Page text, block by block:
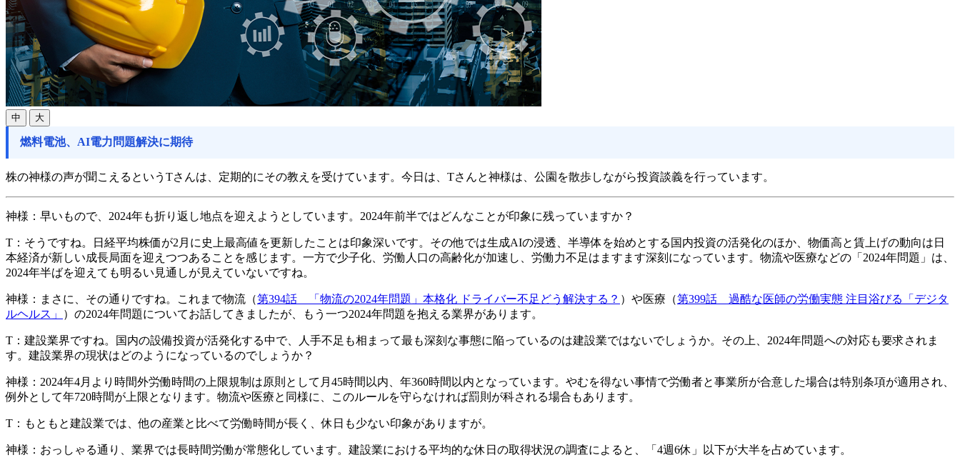
中 大
燃料電池、AI電力問題解決に期待
株の神様の声が聞こえるというTさんは、定期的にその教えを受けています。今日は、Tさんと神様は、公園を散歩しながら投資談義を行っています。
神様： 早いもので、2024年も折り返し地点を迎えようとしています。2024年前半ではどんなことが印象に残っていますか？
T： そうですね。日経平均株価が2月に史上最高値を更新したことは印象深いです。その他では生成AIの浸透、半導体を始めとする国内投資の活発化のほか、物価高と賃上げの動向は日
本経済が新しい成長局面を迎えつつあることを感じます。一方で少子化、労働人口の高齢化が加速し、労働力不足はますます深刻になっています。物流や医療などの「2024年問題」は、
2024年半ばを迎えても明るい見通しが見えていないですね。
神様： まさに、その通りですね。これまで物流（第394話 「物流の2024年問題」本格化 ドライバー不足どう解決する？ ）や医療（第399話 過酷な医師の労働実態 注目浴びる「デジタ
ルヘルス」
）の2024年問題についてお話してきましたが、もう一つ2024年問題を抱える業界があります。
T： 建設業界ですね。 国内の設備投資が活発化する中で、人手不足も相まって最も深刻な事態に陥っているのは建設業ではないでしょうか。その上、2024年問題への対応も要求されま
す。建設業界の現状はどのようになっているのでしょうか？
神様： 2024年4月より時間外労働時間の上限規制は原則として月45時間以内、年360時間以内となっています。やむを得ない事情で労働者と事業所が合意した場合は特別条項が適用され、
例外として年720時間が上限となります。物流や医療と同様に、このルールを守らなければ罰則が科される場合もあります。
T： もともと建設業では、他の産業と比べて労働時間が長く、休日も少ない印象がありますが。
神様： おっしゃる通り、業界では長時間労働が常態化しています。建設業における平均的な休日の取得状況の調査によると、「4週6休」以下が大半を占めています。